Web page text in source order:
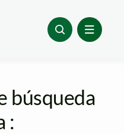
búsqueda
: